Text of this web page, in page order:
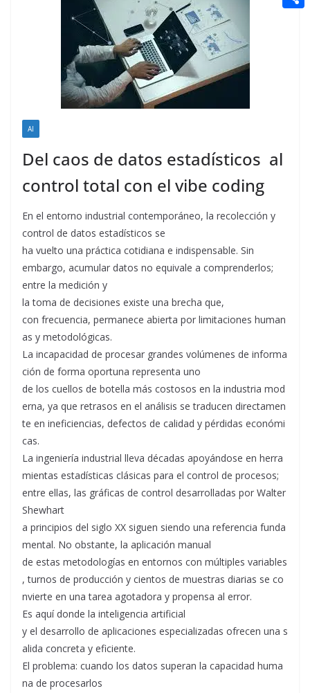
AI
Del caos de datos estadísticos al
control total con el vibe coding
En el entorno industrial contemporáneo, la recolección y
control de datos estadísticos se
ha vuelto una práctica cotidiana e indispensable. Sin
embargo, acumular datos no equivale a comprenderlos;
entre la medición y
la toma de decisiones existe una brecha que,
con frecuencia, permanece abierta por limitaciones human
as y metodológicas.
La incapacidad de procesar grandes volúmenes de informa
ción de forma oportuna representa uno
de los cuellos de botella más costosos en la industria mod
erna, ya que retrasos en el análisis se traducen directamen
te en ineficiencias, defectos de calidad y pérdidas económi
cas.
La ingeniería industrial lleva décadas apoyándose en herra
mientas estadísticas clásicas para el control de procesos;
entre ellas, las gráficas de control desarrolladas por Walter
Shewhart
a principios del siglo XX siguen siendo una referencia funda
mental. No obstante, la aplicación manual
de estas metodologías en entornos con múltiples variables
, turnos de producción y cientos de muestras diarias se co
nvierte en una tarea agotadora y propensa al error.
Es aquí donde la inteligencia artificial
y el desarrollo de aplicaciones especializadas ofrecen una s
alida concreta y eficiente.
El problema: cuando los datos superan la capacidad huma
na de procesarlos
n
a